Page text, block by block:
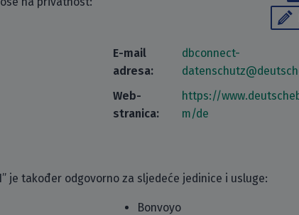
E-mail
adresa:
dbconnect-
Web-
stranica:
https://
m/de
je također odgovorno za sljedeće jedinice i usluge:
Bonvoyo